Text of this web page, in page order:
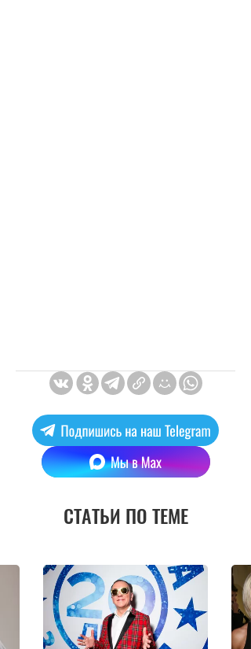
СТАТЬИ ПО ТЕМЕ